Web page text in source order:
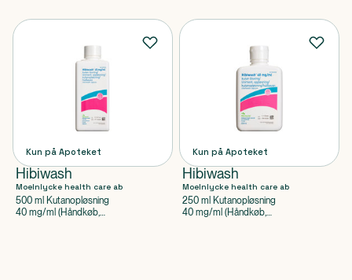
Kun på Apoteket
Hibiwash
Moelnlycke health care ab
500 ml Kutanopløsning
40 mg/ml (Håndkøb,
Kun på Apoteket
Hibiwash
Moelnlycke health care ab
250 ml Kutanopløsning
40 mg/ml (Håndkøb,